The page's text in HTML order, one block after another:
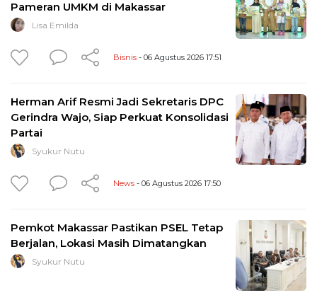
Pameran UMKM di Makassar
Lisa Emilda
Bisnis - 06 Agustus 2026 17:51
Herman Arif Resmi Jadi Sekretaris DPC
Gerindra Wajo, Siap Perkuat Konsolidasi
Partai
Syukur Nutu
News - 06 Agustus 2026 17:50
Pemkot Makassar Pastikan PSEL Tetap
Berjalan, Lokasi Masih Dimatangkan
Syukur Nutu